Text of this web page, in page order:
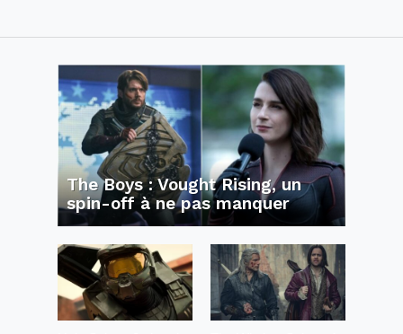
The Boys : Vought Rising, un
spin-off à ne pas manquer